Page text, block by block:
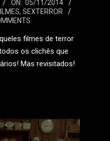
ON: 05/11/2014
, SEXTERROR
filmes de terror
os clichês que
Mas revisitados!